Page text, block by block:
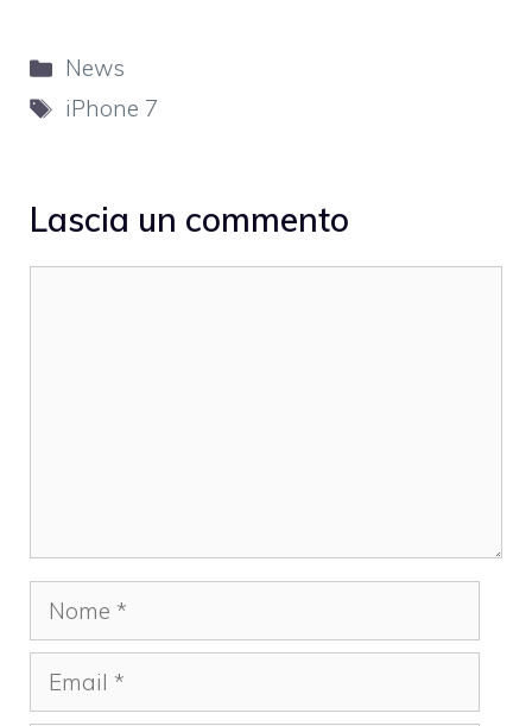
Categorie
News
Tag
iPhone 7
Lascia un commento
Nome
Email